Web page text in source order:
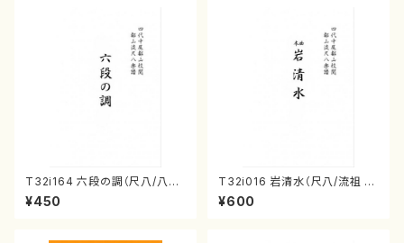
T32i164 六段の調（尺八/八橋
検校/楽譜）都山流公刊楽譜曲
番:1016
¥450
T32i016 岩清水（尺八/流祖 中
尾都山/楽譜）都山：15
¥600